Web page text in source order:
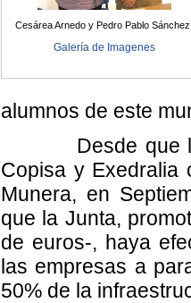
Cesárea Arnedo y Pedro Pablo
Galería de Imagenes
alumnos de este
Desde que la
Copisa y Exedralia
Munera, en
que la Junta,
de euros-, haya
las empresas a
50% de la